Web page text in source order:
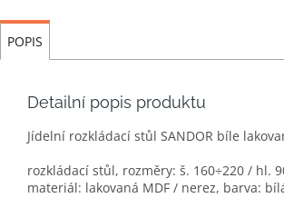
POPIS
Detailní popis produktu
Jídelní rozkládací stůl SANDOR bíle
rozkládací stůl, rozměry: š. 160÷220 / hl.
materiál: lakovaná MDF / nerez, barva: